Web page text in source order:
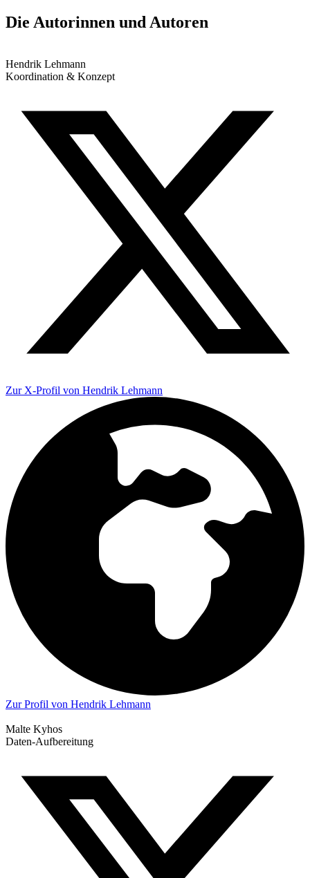
Die Autorinnen und Autoren
Hendrik Lehmann
Koordination & Konzept
Zur X-Profil von Hendrik Lehmann
Zur Profil von Hendrik Lehmann
Malte Kyhos
Daten-Aufbereitung